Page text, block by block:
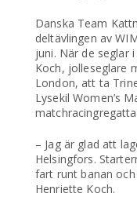
Danska Team
deltävlingen av
juni. När de seglar
Koch, jolleseglare
London, att ta
Lysekil Women’s
– Jag är glad att
Helsingfors.
fart runt banan
Henriette Koch.